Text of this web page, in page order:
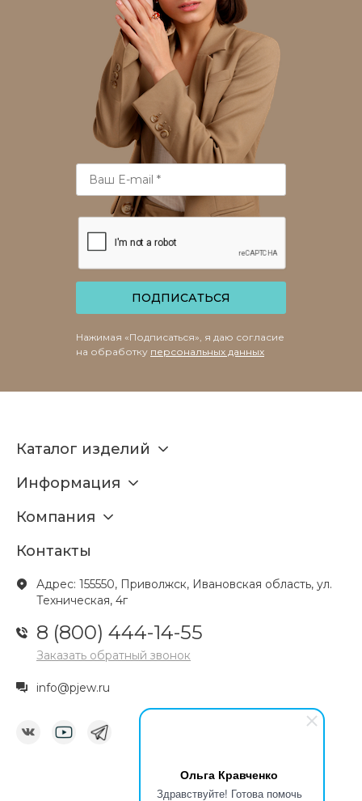
Ольга Кравченко
Здравствуйте! Готова помочь
ПОДПИСАТЬСЯ
Нажимая «Подписаться», я даю согласие
на обработку персональных данных
Каталог изделий
Информация
Компания
Контакты
Адрес: 155550, Приволжск, Ивановская область, ул.
Техническая, 4г
8 (800) 444-14-55
Заказать обратный звонок
info@pjew.ru